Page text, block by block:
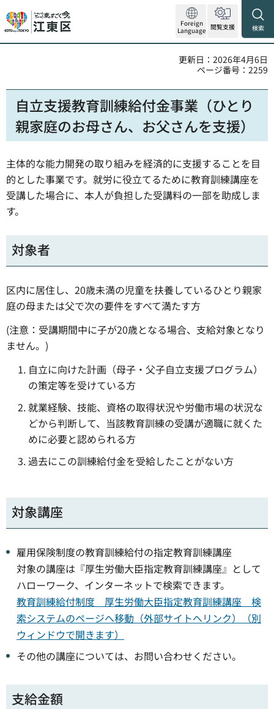
Foreign
Language 閲覧支援 検索
更新日：2026年4月6日
ページ番号：2259
自立支援教育訓練給付金事業（ひとり
親家庭のお母さん、お父さんを支援）
主体的な能力開発の取り組みを経済的に支援することを目
的とした事業です。就労に役立てるために教育訓練講座を
受講した場合に、本人が負担した受講料の一部を助成しま
す。
対象者
区内に居住し、20歳未満の児童を扶養しているひとり親家
庭の母または父で次の要件をすべて満たす方
(注意：受講期間中に子が20歳となる場合、支給対象となり
ません。)
自立に向けた計画（母子・父子自立支援プログラム）
の策定等を受けている方
就業経験、技能、資格の取得状況や労働市場の状況な
どから判断して、当該教育訓練の受講が適職に就くた
めに必要と認められる方
過去にこの訓練給付金を受給したことがない方
対象講座
雇用保険制度の教育訓練給付の指定教育訓練講座
対象の講座は『厚生労働大臣指定教育訓練講座』として
ハローワーク、インターネットで検索できます。
教育訓練給付制度 厚生労働大臣指定教育訓練講座 検
索システムのページへ移動（外部サイトへリンク）（別
ウィンドウで開きます）
その他の講座については、お問い合わせください。
支給金額